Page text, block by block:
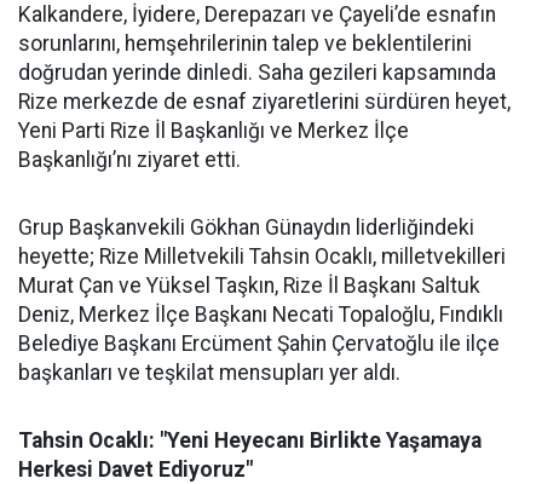
Kalkandere, İyidere, Derepazarı ve Çayeli’de esnafın
sorunlarını, hemşehrilerinin talep ve beklentilerini
doğrudan yerinde dinledi. Saha gezileri kapsamında
Rize merkezde de esnaf ziyaretlerini sürdüren heyet,
Yeni Parti Rize İl Başkanlığı ve Merkez İlçe
Başkanlığı’nı ziyaret etti.
Grup Başkanvekili Gökhan Günaydın liderliğindeki
heyette; Rize Milletvekili Tahsin Ocaklı, milletvekilleri
Murat Çan ve Yüksel Taşkın, Rize İl Başkanı Saltuk
Deniz, Merkez İlçe Başkanı Necati Topaloğlu, Fındıklı
Belediye Başkanı Ercüment Şahin Çervatoğlu ile ilçe
başkanları ve teşkilat mensupları yer aldı.
Tahsin Ocaklı: "Yeni Heyecanı Birlikte Yaşamaya
Herkesi Davet Ediyoruz"